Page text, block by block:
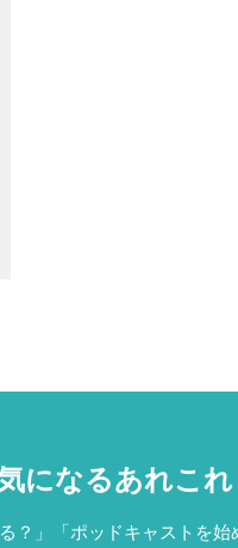
になるあれこれ
？」「ポッドキャストを